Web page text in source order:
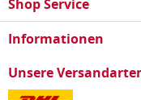
Shop Service
Informationen
Unsere